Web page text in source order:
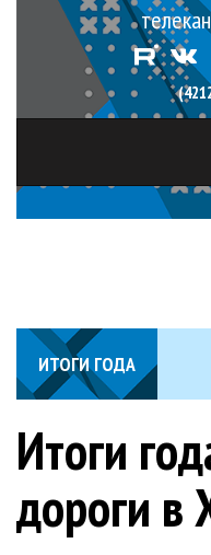
ИТОГИ ГОДА
Итоги
дороги в